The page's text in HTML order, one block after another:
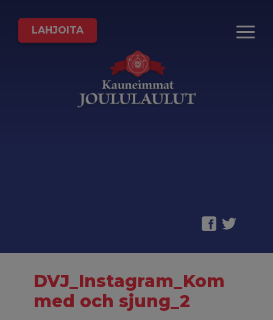
LAHJOITA
DVJ_Instagram_Kom
med och sjung_2